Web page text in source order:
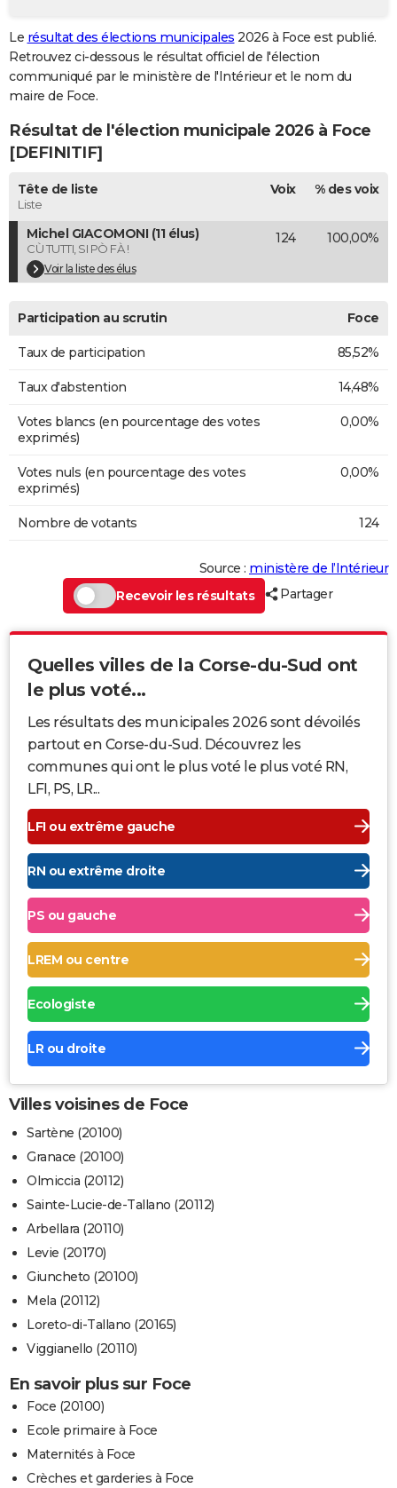
GUIDES D'ACHAT
BONS PLANS
CARTE DE VOEUX
Carte de Noël
Carte Bonne année
Carte Saint-Valentin
Carte Pâques
Carte d'anniversaire
DICTIONNAIRE
Dictionnaire
Biographies
Citations
Expressions
Proverbes
PROGRAMME TV
COPAINS D'AVANT
S'inscrire
Se connecter
Lycées
Collèges
Primaires
Universités
Entreprises
Service militaire
Avis de recherche
AVIS DE DÉCÈS
FORUM
Le résultat des élections municipales 2026 à Foce est publié.
Retrouvez ci-dessous le résultat officiel de l'élection
communiqué par le ministère de l'Intérieur et le nom du
maire de Foce.
Résultat de l'élection municipale 2026 à Foce
[DEFINITIF]
Tête de liste
Liste
Voix % des voix
Michel GIACOMONI (11 élus)
CÙ TUTTI, SI PÒ FÀ !
Voir la liste des élus
124 100,00%
Participation au scrutin Foce
Taux de participation 85,52%
Taux d'abstention 14,48%
Votes blancs (en pourcentage des votes
exprimés)
0,00%
Votes nuls (en pourcentage des votes
exprimés)
0,00%
Nombre de votants 124
Source : ministère de l’Intérieur
Recevoir les résultats
Partager
Quelles villes de la Corse-du-Sud ont
le plus voté...
Les résultats des municipales 2026 sont dévoilés
partout en Corse-du-Sud. Découvrez les
communes qui ont le plus voté le plus voté RN,
LFI, PS, LR...
LFI ou extrême gauche
RN ou extrême droite
PS ou gauche
LREM ou centre
Ecologiste
LR ou droite
Villes voisines de Foce
Sartène (20100)
Granace (20100)
Olmiccia (20112)
Sainte-Lucie-de-Tallano (20112)
Arbellara (20110)
Levie (20170)
Giuncheto (20100)
Mela (20112)
Loreto-di-Tallano (20165)
Viggianello (20110)
En savoir plus sur Foce
Foce (20100)
Ecole primaire à Foce
Maternités à Foce
Crèches et garderies à Foce